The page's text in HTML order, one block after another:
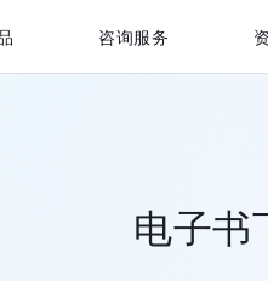
咨询服务
电子书